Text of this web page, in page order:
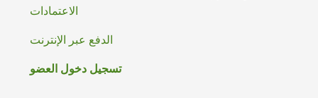
الاعتمادات
الدفع عبر الإنترنت
تسجيل دخول العضو